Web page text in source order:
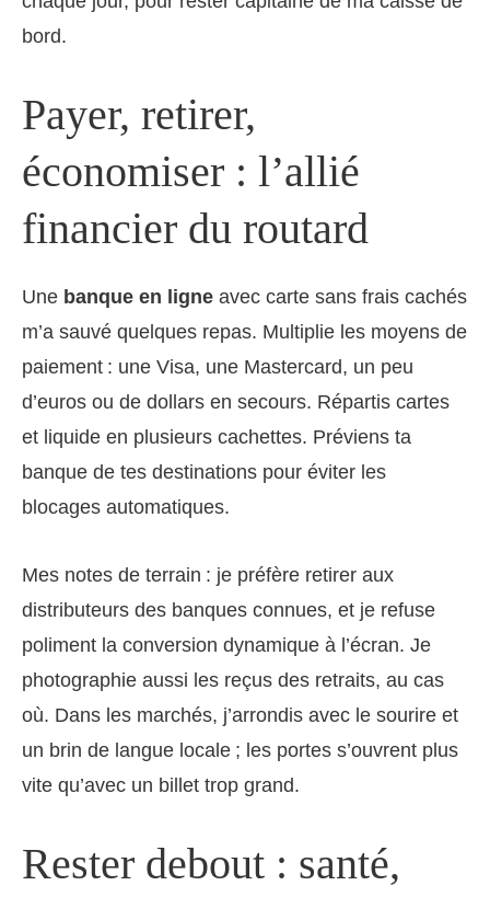
bord.
Payer, retirer,
économiser : l’allié
financier du routard
Une banque en ligne avec carte sans frais cachés
m’a sauvé quelques repas. Multiplie les moyens de
paiement : une Visa, une Mastercard, un peu
d’euros ou de dollars en secours. Répartis cartes
et liquide en plusieurs cachettes. Préviens ta
banque de tes destinations pour éviter les
blocages automatiques.
Mes notes de terrain : je préfère retirer aux
distributeurs des banques connues, et je refuse
poliment la conversion dynamique à l’écran. Je
photographie aussi les reçus des retraits, au cas
où. Dans les marchés, j’arrondis avec le sourire et
un brin de langue locale ; les portes s’ouvrent plus
vite qu’avec un billet trop grand.
Rester debout : santé,